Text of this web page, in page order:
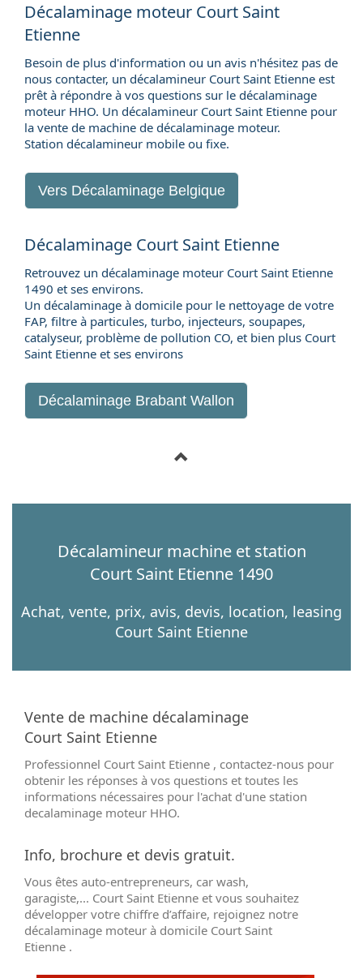
Décalaminage moteur Court Saint
Etienne
Besoin de plus d'information ou un avis n'hésitez pas de
nous contacter, un décalamineur Court Saint Etienne est
prêt à répondre à vos questions sur le décalaminage
moteur HHO. Un décalamineur Court Saint Etienne pour
la vente de machine de décalaminage moteur.
Station décalamineur mobile ou fixe.
Vers Décalaminage Belgique
Décalaminage Court Saint Etienne
Retrouvez un décalaminage moteur Court Saint Etienne
1490 et ses environs.
Un décalaminage à domicile pour le nettoyage de votre
FAP, filtre à particules, turbo, injecteurs, soupapes,
catalyseur, problème de pollution CO, et bien plus Court
Saint Etienne et ses environs
Décalaminage Brabant Wallon
Décalamineur machine et station
Court Saint Etienne 1490
Achat, vente, prix, avis, devis, location, leasing
Court Saint Etienne
Vente de machine décalaminage
Court Saint Etienne
Professionnel Court Saint Etienne , contactez-nous pour
obtenir les réponses à vos questions et toutes les
informations nécessaires pour l'achat d'une station
decalaminage moteur HHO.
Info, brochure et devis gratuit.
Vous êtes auto-entrepreneurs, car wash,
garagiste,... Court Saint Etienne et vous souhaitez
développer votre chiffre d’affaire, rejoignez notre
décalaminage moteur à domicile Court Saint
Etienne .